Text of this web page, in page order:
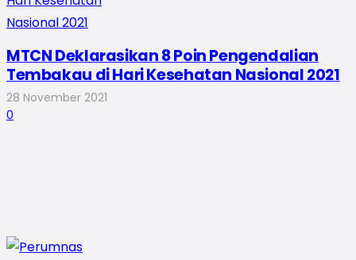
MTCN Deklarasikan 8 Poin Pengendalian
Tembakau di Hari Kesehatan Nasional 2021
28 November 2021
0